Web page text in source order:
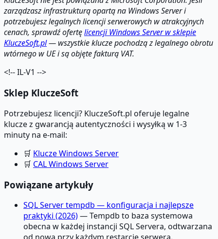
zarządzasz infrastrukturą opartą na Windows Server i
potrzebujesz legalnych licencji serwerowych w atrakcyjnych
cenach, sprawdź ofertęlicencji Windows Server w sklepie
KluczeSoft.pl— wszystkie klucze pochodzą z legalnego obrotu
wtórnego w UE i są objęte fakturą VAT.
<!-- IL-V1 -->
Sklep KluczeSoft
Potrzebujesz licencji? KluczeSoft.pl oferuje legalne
klucze z gwarancją autentyczności i wysyłką w 1-3
minuty na e-mail:
🛒 Klucze Windows Server
🛒 CAL Windows Server
Powiązane artykuły
SQL Server tempdb — konfiguracja i najlepsze
praktyki (2026)— Tempdb to baza systemowa
obecna w każdej instancji SQL Servera, odtwarzana